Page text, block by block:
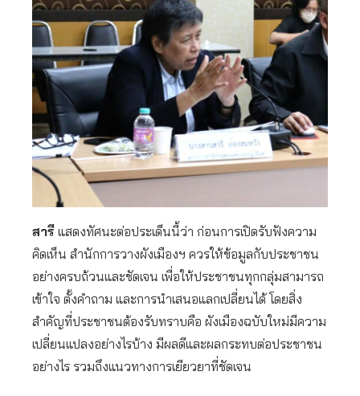
สารี แสดงทัศนะต่อประเด็นนี้ว่า ก่อนการเปิดรับฟังความ
คิดเห็น สำนักการวางผังเมืองฯ ควรให้ข้อมูลกับประชาชน
อย่างครบถ้วนและชัดเจน เพื่อให้ประชาชนทุกกลุ่มสามารถ
เข้าใจ ตั้งคำถาม และการนำเสนอแลกเปลี่ยนได้ โดยสิ่ง
สำคัญที่ประชาชนต้องรับทราบคือ ผังเมืองฉบับใหม่มีความ
เปลี่ยนแปลงอย่างไรบ้าง มีผลดีและผลกระทบต่อประชาชน
อย่างไร รวมถึงแนวทางการเยียวยาที่ชัดเจน